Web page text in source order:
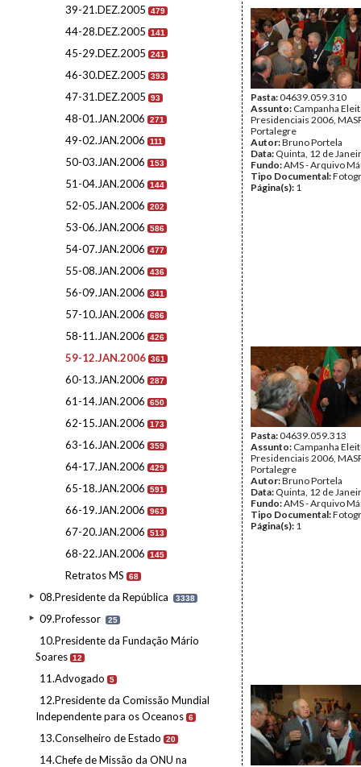
39-21.DEZ.2005 479
44-28.DEZ.2005 141
45-29.DEZ.2005 241
46-30.DEZ.2005 393
47-31.DEZ.2005 93
48-01.JAN.2006 271
49-02.JAN.2006 111
50-03.JAN.2006 153
51-04.JAN.2006 144
52-05.JAN.2006 202
53-06.JAN.2006 586
54-07.JAN.2006 477
55-08.JAN.2006 436
56-09.JAN.2006 341
57-10.JAN.2006 686
58-11.JAN.2006 426
59-12.JAN.2006 361
60-13.JAN.2006 287
61-14.JAN.2006 650
62-15.JAN.2006 173
63-16.JAN.2006 359
64-17.JAN.2006 429
65-18.JAN.2006 591
66-19.JAN.2006 963
67-20.JAN.2006 513
68-22.JAN.2006 145
Retratos MS 68
08.Presidente da República 3338
09.Professor 25
10.Presidente da Fundação Mário
Soares 12
11.Advogado 5
12.Presidente da Comissão Mundial
Independente para os Oceanos 6
13.Conselheiro de Estado 20
14.Chefe de Missão da ONU na
Pasta:04639.059.310
Assunto: Campanha
Presidenciais 2006,
Portalegre
Autor:Bruno Portela
Data: Quinta, 12 de
Fundo:AMS - Arquivo
Tipo Documental:
Página(s): 1
Pasta:04639.059.313
Assunto: Campanha
Presidenciais 2006,
Portalegre
Autor:Bruno Portela
Data: Quinta, 12 de
Fundo:AMS - Arquivo
Tipo Documental:
Página(s): 1